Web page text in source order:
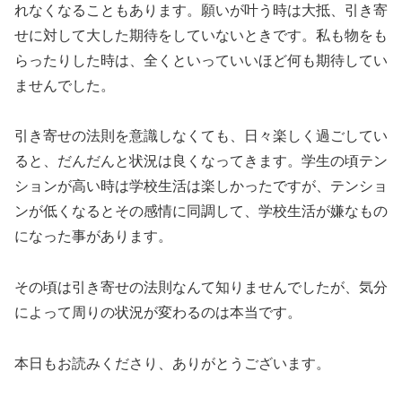
れなくなることもあります。願いが叶う時は大抵、引き寄
せに対して大した期待をしていないときです。私も物をも
らったりした時は、全くといっていいほど何も期待してい
ませんでした。
引き寄せの法則を意識しなくても、日々楽しく過ごしてい
ると、だんだんと状況は良くなってきます。学生の頃テン
ションが高い時は学校生活は楽しかったですが、テンショ
ンが低くなるとその感情に同調して、学校生活が嫌なもの
になった事があります。
その頃は引き寄せの法則なんて知りませんでしたが、気分
によって周りの状況が変わるのは本当です。
本日もお読みくださり、ありがとうございます。